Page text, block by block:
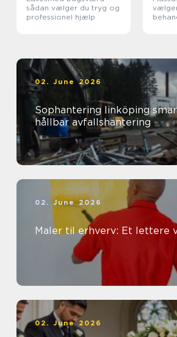
sådan vælger du tryg og
professionel hjælp
02. June 2026
Sophantering linköping smart, trygg och
hållbar avfallshantering
02. June 2026
Maler til erhverv: Et lettere
02. June 2026